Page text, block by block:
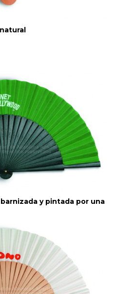
barnizada y pintada por una